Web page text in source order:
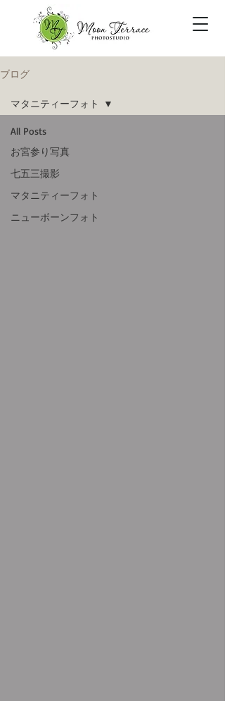
ブログ
All Posts
お宮参り写真
七五三撮影
マタニティーフォト
ニューボーンフォト
マタニティーフォト